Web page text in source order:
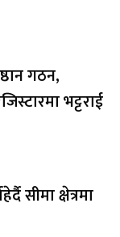
गठन,
भट्टराई
सीमा क्षेत्रमा